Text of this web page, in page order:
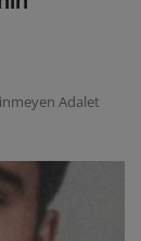
Adalet